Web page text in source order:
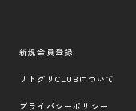
新規会員登録
リトグリCLUBについて
プライバシーポリシー